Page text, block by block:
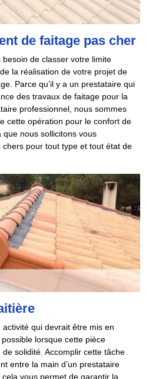
de faitage pas cher
besoin de classer votre limite
la réalisation de votre projet de
Parce qu’il y a un prestataire qui
des travaux de faitage pour la
professionnel, nous sommes
cette opération pour le confort de
que nous sollicitons vous
pour tout type et tout état de
qui devrait être mis en
lorsque cette pièce
solidité. Accomplir cette tâche
entre la main d’un prestataire
vous permet de garantir la